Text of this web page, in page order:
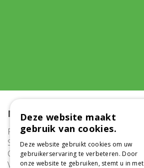
Meer informatie
FAQ
Service
Contact
Vacatures
Deze website maakt
gebruik van cookies.
Deze website gebruikt cookies om uw
gebruikerservaring te verbeteren. Door
onze website te gebruiken, stemt u in met